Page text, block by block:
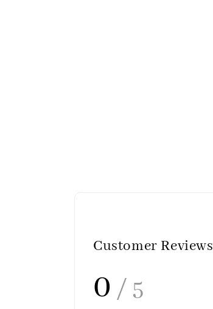
Customer Reviews
0 / 5